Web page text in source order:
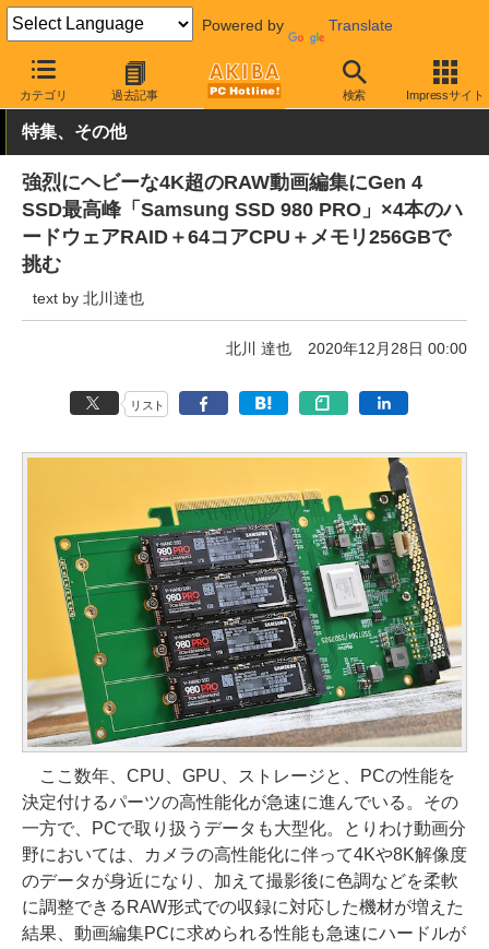
Powered by Translate
カテゴリ 過去記事 検索 Impressサイト
AKIBA PC Hotline! PCパーツ SSD Samsung
特集、その他
強烈にヘビーな4K超のRAW動画編集にGen 4
SSD最高峰「Samsung SSD 980 PRO」×4本のハ
ードウェアRAID＋64コアCPU＋メモリ256GBで
挑む
text by 北川達也
北川 達也 2020年12月28日 00:00
リスト
ここ数年、CPU、GPU、ストレージと、PCの性能を
決定付けるパーツの高性能化が急速に進んでいる。その
一方で、PCで取り扱うデータも大型化。とりわけ動画分
野においては、カメラの高性能化に伴って4Kや8K解像度
のデータが身近になり、加えて撮影後に色調などを柔軟
に調整できるRAW形式での収録に対応した機材が増えた
結果、動画編集PCに求められる性能も急速にハードルが